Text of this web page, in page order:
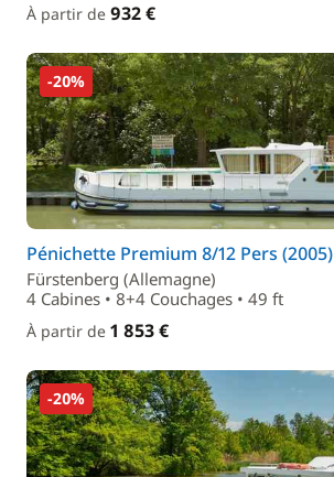
À partir de 932 €
-20%
Pénichette Premium 8/12 Pers (2005)
Fürstenberg (Allemagne)
4 Cabines • 8+4 Couchages • 49 ft
À partir de 1 853 €
-20%